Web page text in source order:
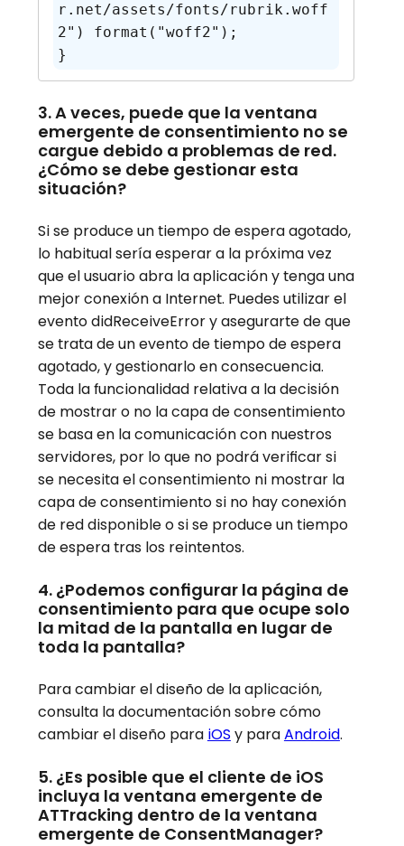
r.net/assets/fonts/rubrik.woff
2") format("woff2");
}
3. A veces, puede que la ventana
emergente de consentimiento no se
cargue debido a problemas de red.
¿Cómo se debe gestionar esta
situación?
Si se produce un tiempo de espera agotado,
lo habitual sería esperar a la próxima vez
que el usuario abra la aplicación y tenga una
mejor conexión a Internet. Puedes utilizar el
evento didReceiveError y asegurarte de que
se trata de un evento de tiempo de espera
agotado, y gestionarlo en consecuencia.
Toda la funcionalidad relativa a la decisión
de mostrar o no la capa de consentimiento
se basa en la comunicación con nuestros
servidores, por lo que no podrá verificar si
se necesita el consentimiento ni mostrar la
capa de consentimiento si no hay conexión
de red disponible o si se produce un tiempo
de espera tras los reintentos.
4. ¿Podemos configurar la página de
consentimiento para que ocupe solo
la mitad de la pantalla en lugar de
toda la pantalla?
Para cambiar el diseño de la aplicación,
consulta la documentación sobre cómo
cambiar el diseño para iOS y paraAndroid.
5. ¿Es posible que el cliente de iOS
incluya la ventana emergente de
ATTracking dentro de la ventana
emergente de ConsentManager?